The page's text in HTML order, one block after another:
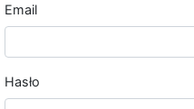
Email
Hasło